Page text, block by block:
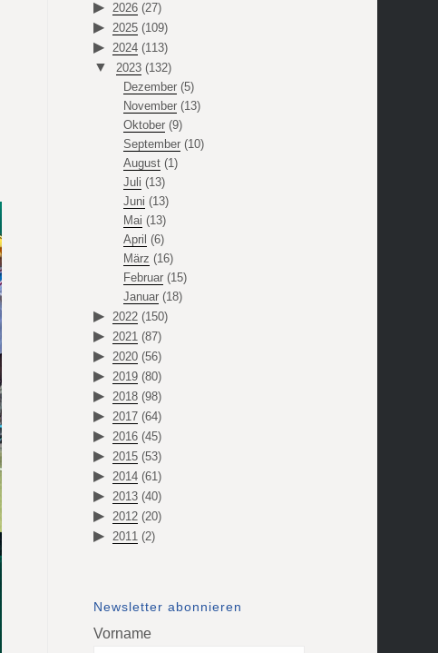
2026 (27)
2025 (109)
2024 (113)
2023 (132)
Dezember(5)
November(13)
Oktober(9)
September(10)
August(1)
Juli (13)
Juni (13)
Mai (13)
April (6)
März (16)
Februar(15)
Januar(18)
2022 (150)
2021 (87)
2020 (56)
2019 (80)
2018 (98)
2017 (64)
2016 (45)
2015 (53)
2014 (61)
2013 (40)
2012 (20)
2011 (2)
Newsletter abonnieren
Vorname